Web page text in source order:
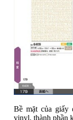
Bề mặt của giấy
vinyl, thành phần